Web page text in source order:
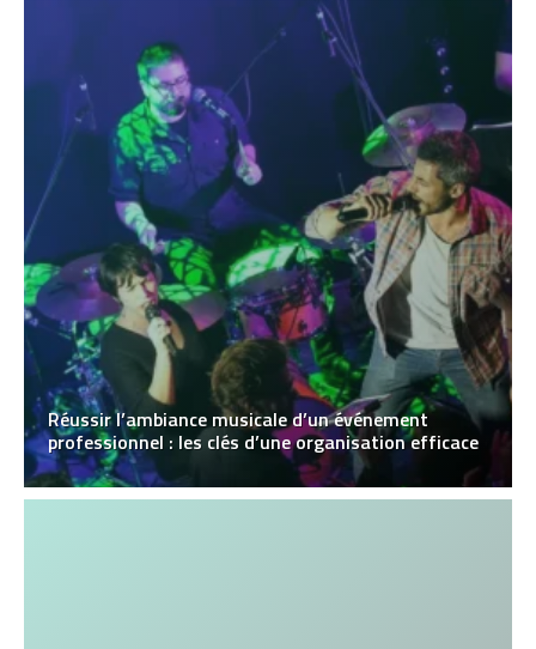
Réussir l’ambiance musicale d’un événement
professionnel : les clés d’une organisation efficace